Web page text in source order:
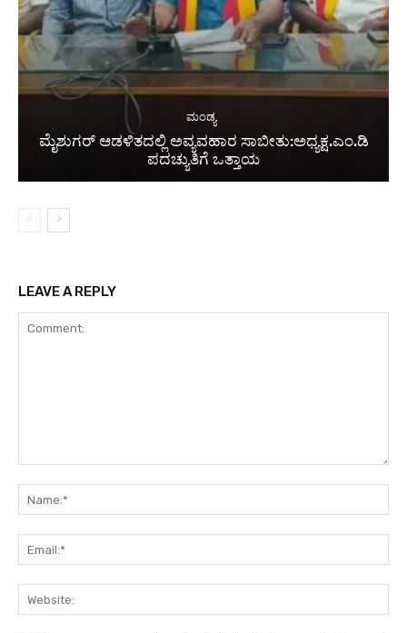
ಮಂಡ್ಯ
ಮೈಶುಗರ್ ಆಡಳಿತದಲ್ಲಿ ಅವ್ಯವಹಾರ ಸಾಬೀತು:ಅಧ್ಯಕ್ಷ.ಎಂ.ಡಿ
ಪದಚ್ಯುತಿಗೆ ಒತ್ತಾಯ
LEAVE A REPLY